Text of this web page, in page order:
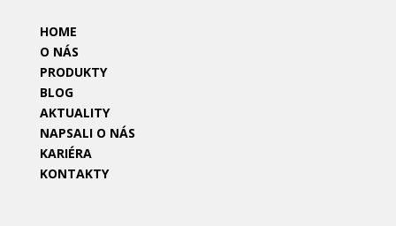
HOME
O NÁS
PRODUKTY
BLOG
AKTUALITY
NAPSALI O NÁS
KARIÉRA
KONTAKTY